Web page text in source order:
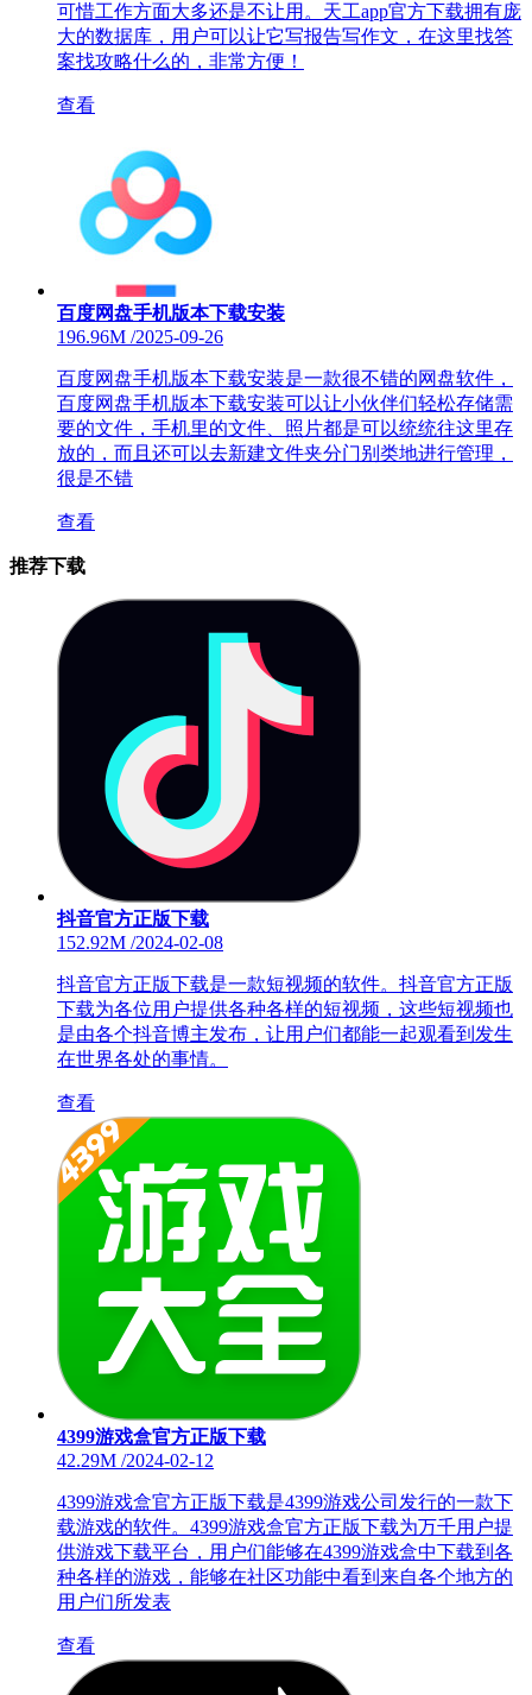
可惜工作方面大多还是不让用。天工app官方下载拥有庞
大的数据库，用户可以让它写报告写作文，在这里找答
案找攻略什么的，非常方便！
查看
百度网盘手机版本下载安装
196.96M /2025-09-26
百度网盘手机版本下载安装是一款很不错的网盘软件，
百度网盘手机版本下载安装可以让小伙伴们轻松存储需
要的文件，手机里的文件、照片都是可以统统往这里存
放的，而且还可以去新建文件夹分门别类地进行管理，
很是不错
查看
推荐下载
抖音官方正版下载
152.92M /2024-02-08
抖音官方正版下载是一款短视频的软件。抖音官方正版
下载为各位用户提供各种各样的短视频，这些短视频也
是由各个抖音博主发布，让用户们都能一起观看到发生
在世界各处的事情。
查看
4399游戏盒官方正版下载
42.29M /2024-02-12
4399游戏盒官方正版下载是4399游戏公司发行的一款下
载游戏的软件。4399游戏盒官方正版下载为万千用户提
供游戏下载平台，用户们能够在4399游戏盒中下载到各
种各样的游戏，能够在社区功能中看到来自各个地方的
用户们所发表
查看